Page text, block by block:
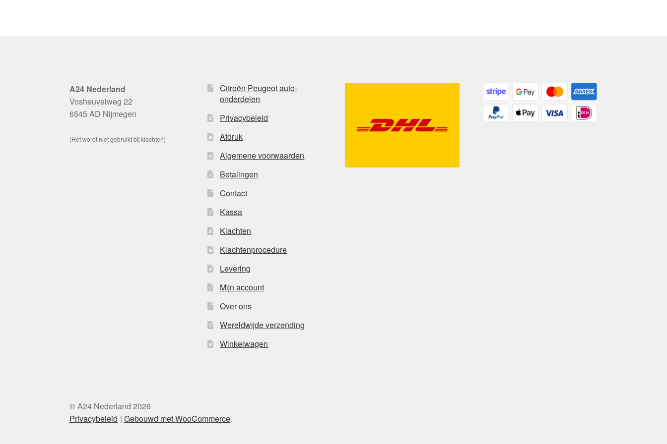
A24 Nederland
Vosheuvelweg 22
6545 AD Nijmegen
(Het wordt niet gebruikt bij klachten)
Citroën Peugeot auto-
onderdelen
Privacybeleid
Afdruk
Algemene voorwaarden
Betalingen
Contact
Kassa
Klachten
Klachtenprocedure
Levering
Mijn account
Over ons
Wereldwijde verzending
Winkelwagen
© A24 Nederland 2026
Privacybeleid
Gebouwd met WooCommerce.